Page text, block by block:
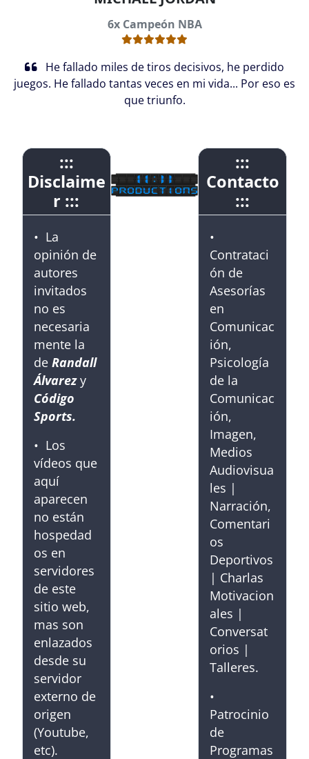
6x Campeón NBA
He fallado miles de tiros decisivos, he perdido
juegos. He fallado tantas veces en mi vida... Por eso es
que triunfo.
:::
Disclaime
r :::
• La
opinión de
autores
invitados
no es
necesaria
mente la
de Randall
Álvarezy
Código
Sports.
• Los
vídeos que
aquí
aparecen
no están
hospedad
os en
servidores
de este
sitio web,
mas son
enlazados
desde su
servidor
externo de
origen
(Youtube,
etc).
:::
Contacto
:::
•
Contrataci
ón de
Asesorías
en
Comunicac
ión,
Psicología
de la
Comunicac
ión,
Imagen,
Medios
Audiovisua
les |
Narración,
Comentari
os
Deportivos
| Charlas
Motivacion
ales |
Conversat
orios |
Talleres.
•
Patrocinio
de
Programas